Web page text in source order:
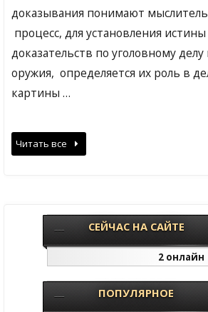
доказывания понимают
процесс, для установления
доказательств по уголовному
оружия, определяется их роль в
картины …
Читать все
СЕЙЧАС НА САЙТЕ
2 онлайн
ПОПУЛЯРНОЕ